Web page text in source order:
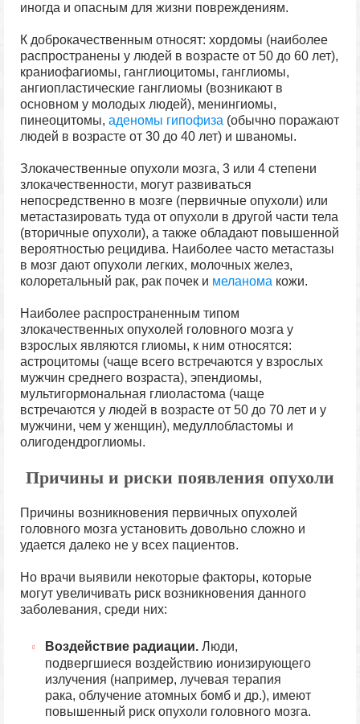
иногда и опасным для жизни повреждениям.
К доброкачественным относят: хордомы (наиболее
распространены у людей в возрасте от 50 до 60 лет),
краниофагиомы, ганглиоцитомы, ганглиомы,
ангиопластические ганглиомы (возникают в
основном у молодых людей), менингиомы,
пинеоцитомы, аденомы гипофиза (обычно поражают
людей в возрасте от 30 до 40 лет) и шваномы.
Злокачественные опухоли мозга, 3 или 4 степени
злокачественности, могут развиваться
непосредственно в мозге (первичные опухоли) или
метастазировать туда от опухоли в другой части тела
(вторичные опухоли), а также обладают повышенной
вероятностью рецидива. Наиболее часто метастазы
в мозг дают опухоли легких, молочных желез,
колоретальный рак, рак почек и меланома кожи.
Наиболее распространенным типом
злокачественных опухолей головного мозга у
взрослых являются глиомы, к ним относятся:
астроцитомы (чаще всего встречаются у взрослых
мужчин среднего возраста), эпендиомы,
мультигормональная глиоластома (чаще
встречаются у людей в возрасте от 50 до 70 лет и у
мужчини, чем у женщин), медуллобластомы и
олигодендроглиомы.
Причины и риски появления опухоли
Причины возникновения первичных опухолей
головного мозга установить довольно сложно и
удается далеко не у всех пациентов.
Но врачи выявили некоторые факторы, которые
могут увеличивать риск возникновения данного
заболевания, среди них:
Воздействие радиации.Люди,
подвергшиеся воздействию ионизирующего
излучения (например, лучевая терапия
рака, облучение атомных бомб и др.), имеют
повышенный риск опухоли головного мозга.